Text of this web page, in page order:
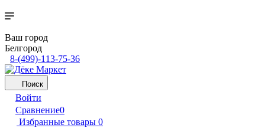
Ваш город
Белгород
8-(499)-113-75-36
Поиск
Войти
Сравнение0
Избранные товары 0